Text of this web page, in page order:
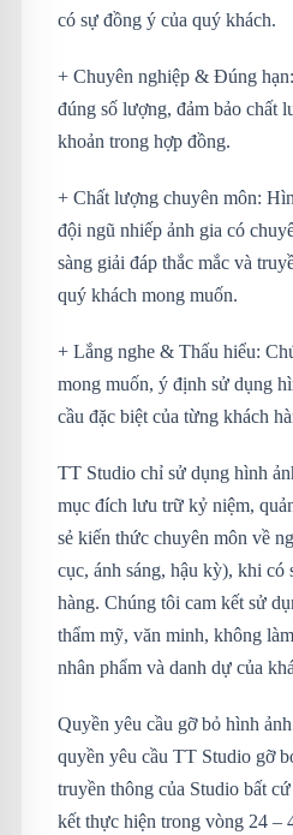
có sự đồng ý của quý khách.
+ Chuyên nghiệp & Đúng
đúng số lượng, đảm bảo chất
khoản trong hợp đồng.
+ Chất lượng chuyên môn:
đội ngũ nhiếp ảnh gia có
sàng giải đáp thắc mắc và
quý khách mong muốn.
+ Lắng nghe & Thấu hiểu:
mong muốn, ý định sử dụng
cầu đặc biệt của từng khách
TT Studio chỉ sử dụng hình
mục đích lưu trữ kỷ niệm,
sẻ kiến thức chuyên môn về
cục, ánh sáng, hậu kỳ), khi có
hàng. Chúng tôi cam kết sử
thẩm mỹ, văn minh, không
nhân phẩm và danh dự của
Quyền yêu cầu gỡ bỏ hình
quyền yêu cầu TT Studio gỡ
truyền thông của Studio bất
kết thực hiện trong vòng 24 –